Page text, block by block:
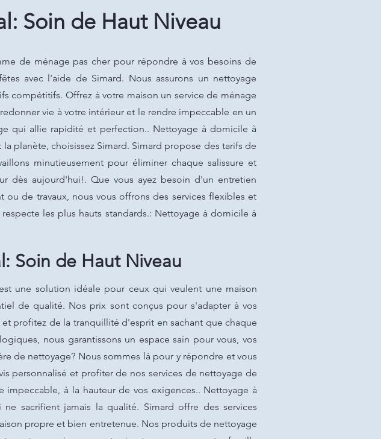
Soin de Haut Niveau
de ménage pas cher pour répondre à vos besoins de
avec l'aide de Simard. Nous assurons un nettoyage
compétitifs. Offrez à votre maison un service de ménage
vie à votre intérieur et le rendre impeccable en un
qui allie rapidité et perfection.. Nettoyage à domicile à
planète, choisissez Simard. Simard propose des tarifs de
minutieusement pour éliminer chaque salissure et
dès aujourd'hui!. Que vous ayez besoin d'un entretien
de travaux, nous vous offrons des services flexibles et
les plus hauts standards.: Nettoyage à domicile à
Soin de Haut Niveau
une solution idéale pour ceux qui veulent une maison
de qualité. Nos prix sont conçus pour s'adapter à vos
profitez de la tranquillité d'esprit en sachant que chaque
nous garantissons un espace sain pour vous, vos
de nettoyage? Nous sommes là pour y répondre et vous
personnalisé et profiter de nos services de nettoyage de
à la hauteur de vos exigences.. Nettoyage à
sacrifient jamais la qualité. Simard offre des services
propre et bien entretenue. Nos produits de nettoyage